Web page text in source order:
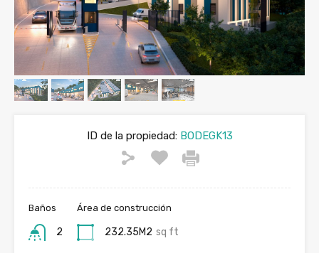
ID de la propiedad:BODEGK13
Baños
2
Área de construcción
232.35M2 sq ft